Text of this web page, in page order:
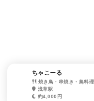
ちゃこーる
焼き鳥・串焼き・鳥料理
浅草駅
約4,000円